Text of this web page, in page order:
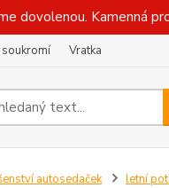
dovolenou. Kamenná
soukromí Vratka
autosedaček letní